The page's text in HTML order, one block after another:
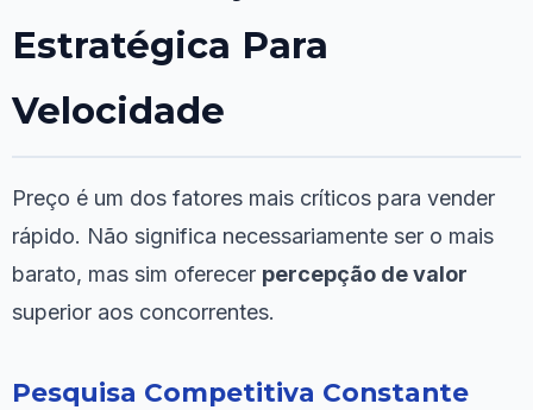
Estratégica Para
Velocidade
Preço é um dos fatores mais críticos para vender
rápido. Não significa necessariamente ser o mais
barato, mas sim oferecer percepção de valor
superior aos concorrentes.
Pesquisa Competitiva Constante